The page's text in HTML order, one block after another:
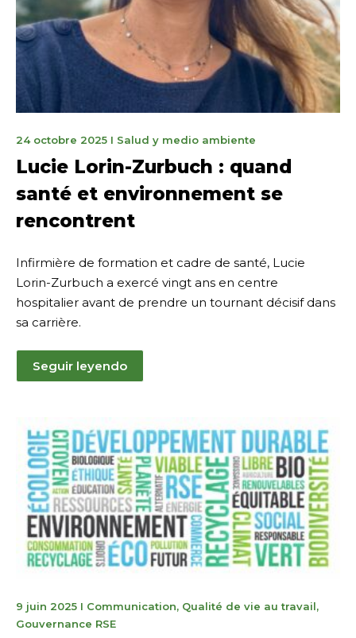
24 octobre 202524
octobre
2025
I Salud y medio ambiente
Lucie Lorin-Zurbuch : quand
santé et environnement se
rencontrent
Infirmière de formation et cadre de santé, Lucie
Lorin-Zurbuch a exercé vingt ans en centre
hospitalier avant de prendre un tournant décisif dans
sa carrière.
Seguir leyendo
9 juin 202510
de
I Communication, Qualité de vie au travail,
Gouvernance RSE